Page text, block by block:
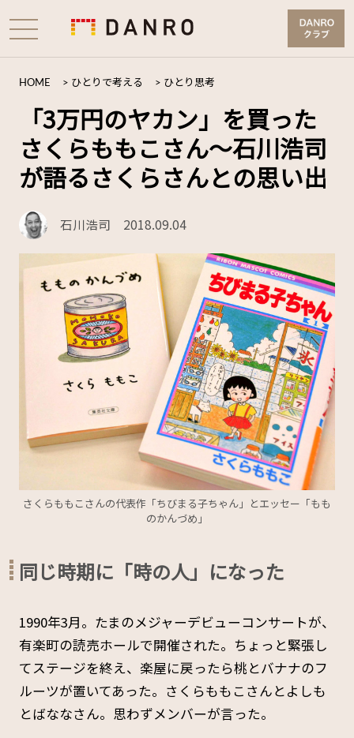
HOME > ひとりで考える > ひとり思考
「3万円のヤカン」を買った
さくらももこさん～石川浩司
が語るさくらさんとの思い出
石川浩司 2018.09.04
さくらももこさんの代表作「ちびまる子ちゃん」とエッセー「もも
のかんづめ」
同じ時期に「時の人」になった
1990年3月。たまのメジャーデビューコンサートが、
有楽町の読売ホールで開催された。ちょっと緊張し
てステージを終え、楽屋に戻ったら桃とバナナのフ
ルーツが置いてあった。さくらももこさんとよしも
とばななさん。思わずメンバーが言った。